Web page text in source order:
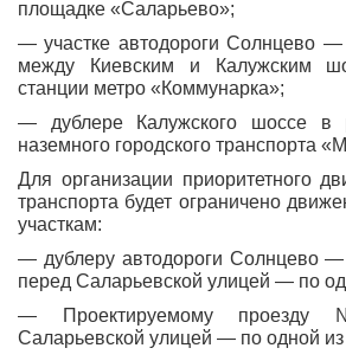
площадке «Саларьево»;
— участке автодороги Солнцево
между Киевским и Калужским
станции метро «Коммунарка»;
— дублере Калужского шоссе в
наземного городского транспорта
Для организации приоритетного
транспорта будет ограничено
участкам:
— дублеру автодороги Солнцево
перед Саларьевской улицей — по
— Проектируемому
Саларьевской улицей — по одной из